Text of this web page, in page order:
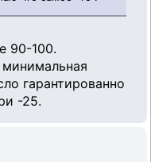
90-100.
гарантированно
-25.